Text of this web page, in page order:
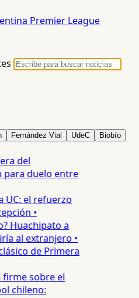
Premier League
Fernández Vial UdeC Biobío
del
duelo entre
UC: el refuerzo
•
Huachipato a
al extranjero •
de Primera
sobre el
chileno: